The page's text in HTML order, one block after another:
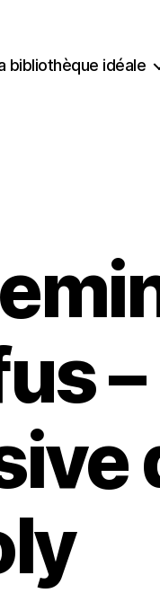
bibliothèque idéale
–